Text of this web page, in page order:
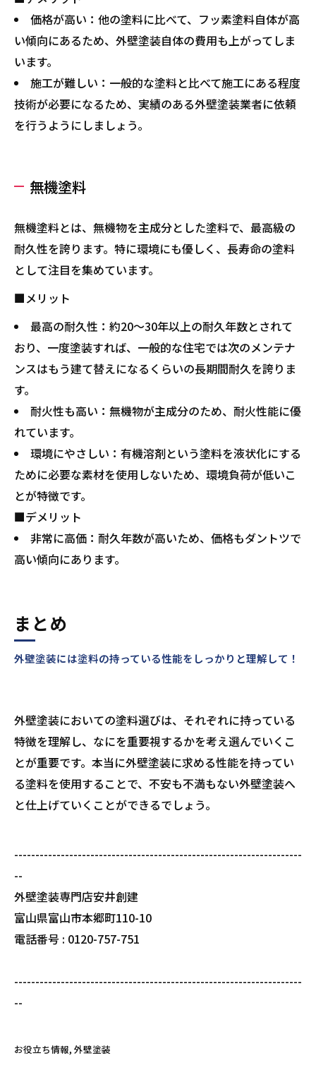
価格が高い：他の塗料に比べて、フッ素塗料自体が高
い傾向にあるため、外壁塗装自体の費用も上がってしま
います。
施工が難しい：一般的な塗料と比べて施工にある程度
技術が必要になるため、実績のある外壁塗装業者に依頼
を行うようにしましょう。
無機塗料
無機塗料とは、無機物を主成分とした塗料で、最高級の
耐久性を誇ります。特に環境にも優しく、長寿命の塗料
として注目を集めています。
■メリット
最高の耐久性：約20～30年以上の耐久年数とされて
おり、一度塗装すれば、一般的な住宅では次のメンテナ
ンスはもう建て替えになるくらいの長期間耐久を誇りま
す。
耐火性も高い：無機物が主成分のため、耐火性能に優
れています。
環境にやさしい：有機溶剤という塗料を液状化にする
ために必要な素材を使用しないため、環境負荷が低いこ
とが特徴です。
■デメリット
非常に高価：耐久年数が高いため、価格もダントツで
高い傾向にあります。
外壁塗装には塗料の持っている性能をしっかりと理解して！
まとめ
外壁塗装においての塗料選びは、それぞれに持っている
特徴を理解し、なにを重要視するかを考え選んでいくこ
とが重要です。本当に外壁塗装に求める性能を持ってい
る塗料を使用することで、不安も不満もない外壁塗装へ
と仕上げていくことができるでしょう。
--------------------------------------------------------------------
--
外壁塗装専門店安井創建
富山県富山市本郷町110-10
電話番号 : 0120-757-751
--------------------------------------------------------------------
--
お役立ち情報 外壁塗装